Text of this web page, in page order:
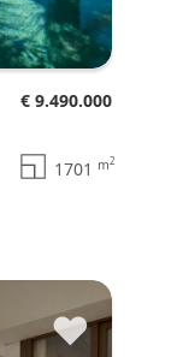
€ 9.490.000
1701 m2
♥